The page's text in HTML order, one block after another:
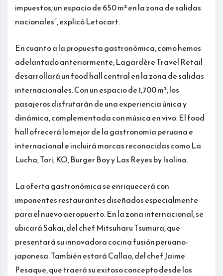
impuestos; un espacio de 650 m² en la zona de salidas
nacionales”, explicó Letocart.
En cuanto a la propuesta gastronómica, como hemos
adelantado anteriormente, Lagardère Travel Retail
desarrollará un food hall central en la zona de salidas
internacionales. Con un espacio de 1,700 m², los
pasajeros disfrutarán de una experiencia única y
dinámica, complementada con música en vivo. El food
hall ofrecerá lo mejor de la gastronomía peruana e
internacional e incluirá marcas reconocidas como La
Lucha, Tori, KO, Burger Boy y Las Reyes by Isolina.
La oferta gastronómica se enriquecerá con
imponentes restaurantes diseñados especialmente
para el nuevo aeropuerto. En la zona internacional, se
ubicará Sakai, del chef Mitsuharu Tsumura, que
presentará su innovadora cocina fusión peruano-
japonesa. También estará Callao, del chef Jaime
Pesaque, que traerá su exitoso concepto desde los